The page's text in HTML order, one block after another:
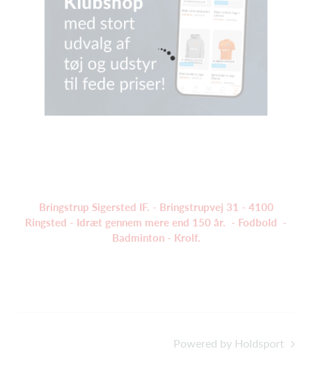
Bringstrup Sigersted IF. - Bringstrupvej 31 - 4100
Ringsted - Idræt gennem mere end 150 år. - Fodbold -
Badminton - Krolf.
Powered by Holdsport